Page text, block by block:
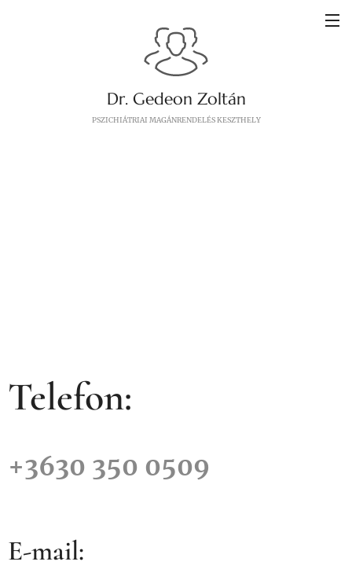
Dr. Gedeon Zoltán
PSZICHIÁTRIAI MAGÁNRENDELÉS KESZTHELY
Telefon:
+3630 350 0509
E-mail: